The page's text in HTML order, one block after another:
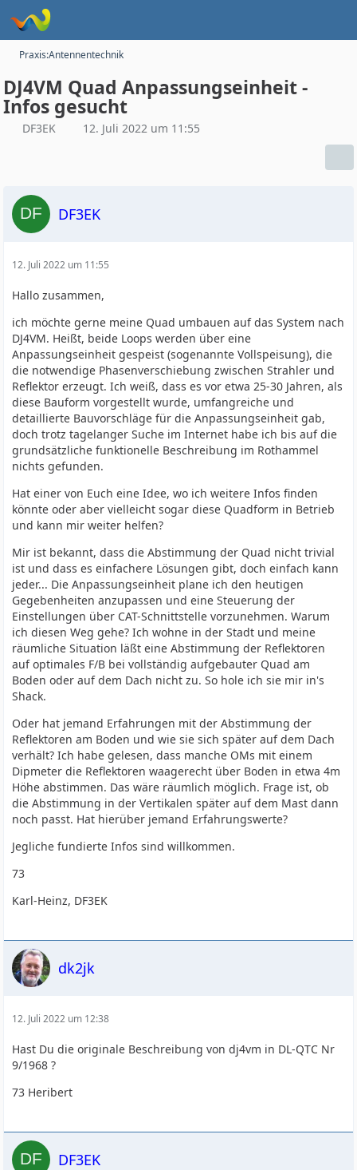
Praxis:Antennentechnik
DJ4VM Quad Anpassungseinheit -
Infos gesucht
DF3EK 12. Juli 2022 um 11:55
DF3EK
12. Juli 2022 um 11:55
Hallo zusammen,
ich möchte gerne meine Quad umbauen auf das System nach
DJ4VM. Heißt, beide Loops werden über eine
Anpassungseinheit gespeist (sogenannte Vollspeisung), die
die notwendige Phasenverschiebung zwischen Strahler und
Reflektor erzeugt. Ich weiß, dass es vor etwa 25-30 Jahren, als
diese Bauform vorgestellt wurde, umfangreiche und
detaillierte Bauvorschläge für die Anpassungseinheit gab,
doch trotz tagelanger Suche im Internet habe ich bis auf die
grundsätzliche funktionelle Beschreibung im Rothammel
nichts gefunden.
Hat einer von Euch eine Idee, wo ich weitere Infos finden
könnte oder aber vielleicht sogar diese Quadform in Betrieb
und kann mir weiter helfen?
Mir ist bekannt, dass die Abstimmung der Quad nicht trivial
ist und dass es einfachere Lösungen gibt, doch einfach kann
jeder... Die Anpassungseinheit plane ich den heutigen
Gegebenheiten anzupassen und eine Steuerung der
Einstellungen über CAT-Schnittstelle vorzunehmen. Warum
ich diesen Weg gehe? Ich wohne in der Stadt und meine
räumliche Situation läßt eine Abstimmung der Reflektoren
auf optimales F/B bei vollständig aufgebauter Quad am
Boden oder auf dem Dach nicht zu. So hole ich sie mir in's
Shack.
Oder hat jemand Erfahrungen mit der Abstimmung der
Reflektoren am Boden und wie sie sich später auf dem Dach
verhält? Ich habe gelesen, dass manche OMs mit einem
Dipmeter die Reflektoren waagerecht über Boden in etwa 4m
Höhe abstimmen. Das wäre räumlich möglich. Frage ist, ob
die Abstimmung in der Vertikalen später auf dem Mast dann
noch passt. Hat hierüber jemand Erfahrungswerte?
Jegliche fundierte Infos sind willkommen.
73
Karl-Heinz, DF3EK
dk2jk
12. Juli 2022 um 12:38
Hast Du die originale Beschreibung von dj4vm in DL-QTC Nr
9/1968 ?
73 Heribert
DF3EK